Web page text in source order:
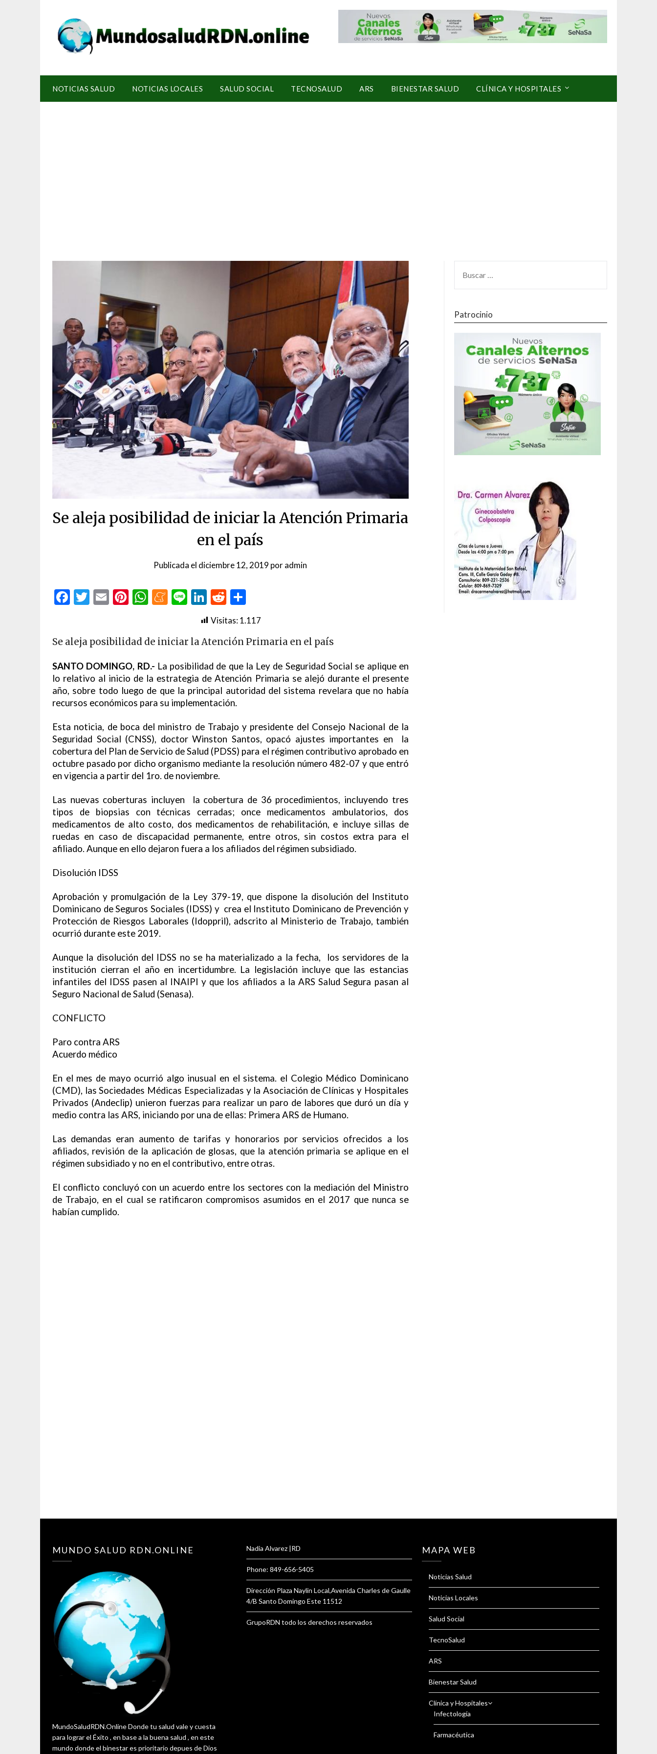
NOTICIAS SALUD NOTICIAS LOCALES SALUD SOCIAL TECNOSALUD ARS BIENESTAR SALUD CLÍNICA Y HOSPITALES
Se aleja posibilidad de iniciar la Atención Primaria
en el país
Publicada el diciembre 12, 2019 poradmin
Facebook
Twitter
EmailPinterest
WhatsApp
Meneame
LineLinkedIn
Reddit
Visitas:1.117
Se aleja posibilidad de iniciar la Atención Primaria en el país
SANTO DOMINGO, RD.- La posibilidad de que la Ley de Seguridad Social se aplique en
lo relativo al inicio de la estrategia de Atención Primaria se alejó durante el presente
año, sobre todo luego de que la principal autoridad del sistema revelara que no había
recursos económicos para su implementación.
Esta noticia, de boca del ministro de Trabajo y presidente del Consejo Nacional de la
Seguridad Social (CNSS), doctor Winston Santos, opacó ajustes importantes en la
cobertura del Plan de Servicio de Salud (PDSS) para el régimen contributivo aprobado en
octubre pasado por dicho organismo mediante la resolución número 482-07 y que entró
en vigencia a partir del 1ro. de noviembre.
Las nuevas coberturas incluyen la cobertura de 36 procedimientos, incluyendo tres
tipos de biopsias con técnicas cerradas; once medicamentos ambulatorios, dos
medicamentos de alto costo, dos medicamentos de rehabilitación, e incluye sillas de
ruedas en caso de discapacidad permanente, entre otros, sin costos extra para el
afiliado. Aunque en ello dejaron fuera a los afiliados del régimen subsidiado.
Disolución IDSS
Aprobación y promulgación de la Ley 379-19, que dispone la disolución del Instituto
Dominicano de Seguros Sociales (IDSS) y crea el Instituto Dominicano de Prevención y
Protección de Riesgos Laborales (Idoppril), adscrito al Ministerio de Trabajo, también
ocurrió durante este 2019.
Aunque la disolución del IDSS no se ha materializado a la fecha, los servidores de la
institución cierran el año en incertidumbre. La legislación incluye que las estancias
infantiles del IDSS pasen al INAIPI y que los afiliados a la ARS Salud Segura pasan al
Seguro Nacional de Salud (Senasa).
CONFLICTO
Paro contra ARS
Acuerdo médico
En el mes de mayo ocurrió algo inusual en el sistema. el Colegio Médico Dominicano
(CMD), las Sociedades Médicas Especializadas y la Asociación de Clínicas y Hospitales
Privados (Andeclip) unieron fuerzas para realizar un paro de labores que duró un día y
medio contra las ARS, iniciando por una de ellas: Primera ARS de Humano.
Las demandas eran aumento de tarifas y honorarios por servicios ofrecidos a los
afiliados, revisión de la aplicación de glosas, que la atención primaria se aplique en el
régimen subsidiado y no en el contributivo, entre otras.
El conflicto concluyó con un acuerdo entre los sectores con la mediación del Ministro
de Trabajo, en el cual se ratificaron compromisos asumidos en el 2017 que nunca se
habían cumplido.
Patrocinio
MUNDO SALUD RDN.ONLINE
MundoSaludRDN.Online Donde tu salud vale y cuesta
para lograr el Éxito , en base a la buena salud , en este
mundo donde el binestar es prioritario depues de Dios
Nadia Alvarez |RD
Phone: 849-656-5405
Dirección Plaza Naylin Local,Avenida Charles de Gaulle
4/B Santo Domingo Este 11512
GrupoRDN todo los derechos reservados
MAPA WEB
Noticias Salud
Noticias Locales
Salud Social
TecnoSalud
ARS
Bienestar Salud
Clínica y Hospitales
Infectología
Farmacéutica